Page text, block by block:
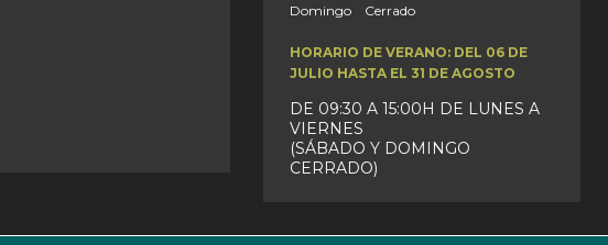
Domingo Cerrado
HORARIO DE VERANO: DEL 06 DE
JULIO HASTA EL 31 DE AGOSTO
DE 09:30 A 15:00H DE LUNES A
VIERNES
(SÁBADO Y DOMINGO
CERRADO)